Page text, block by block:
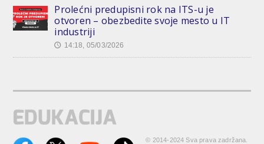
Prolećni predupisni rok na ITS-u je
otvoren – obezbedite svoje mesto u IT
industriji
🕔 14:18, 05/03/2026
© 2014-2024 Sva prava zadržana.